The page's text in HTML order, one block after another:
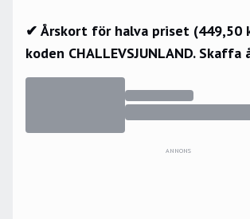
✔ Årskort för halva priset (449,50
koden CHALLEVSJUNLAND. Skaffa
ANNONS